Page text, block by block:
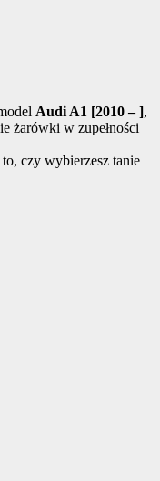
Audi A1 [2010 – ],
żarówki w zupełności
czy wybierzesz tanie